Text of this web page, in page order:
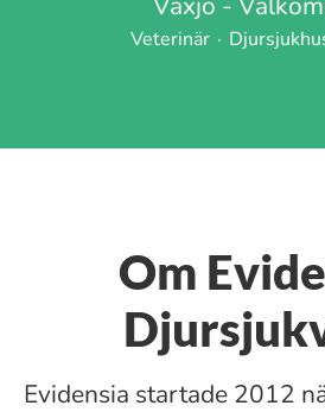
Veterinär ·
Om
Evidensia startade 2012